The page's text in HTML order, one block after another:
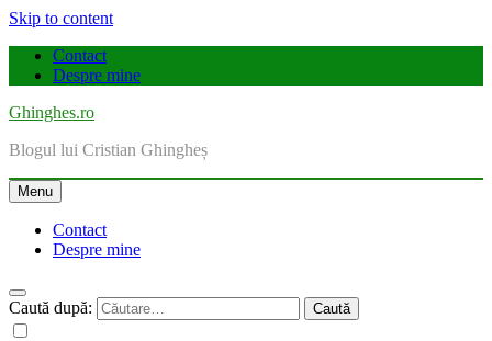
Skip to content
Contact
Despre mine
Ghinghes.ro
Blogul lui Cristian Ghingheș
Menu
Contact
Despre mine
Caută după: